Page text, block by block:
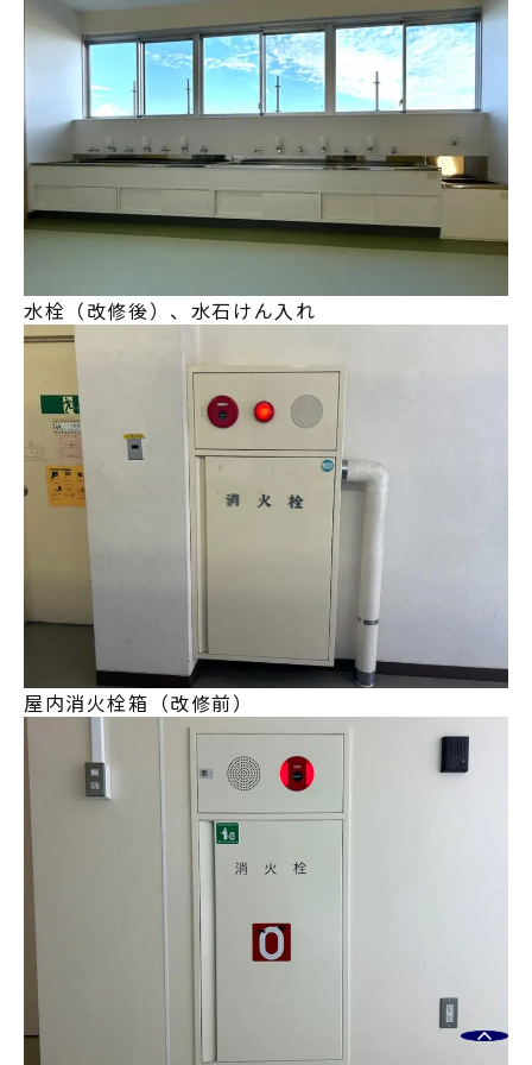
水栓（改修後）、水石けん入れ
屋内消火栓箱（改修前）